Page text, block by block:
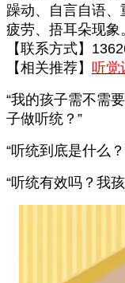
躁动、自言自语
疲劳、捂耳朵现象
【联系方式】
【相关推荐】 听觉
“我的孩子需不需
子做听统？”
“听统到底是什么
“听统有效吗？我